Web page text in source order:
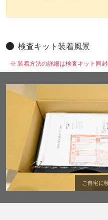
検査キット装着風景
※ 装着方法の詳細は検査キット同封
ご自宅に